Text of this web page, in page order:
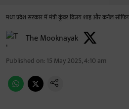
मध्य प्रदेश सरकार में मंत्री कुंवर विजय शाह और कर्नल
The Mooknayak
Published on: 15 May 2025, 4:10 am